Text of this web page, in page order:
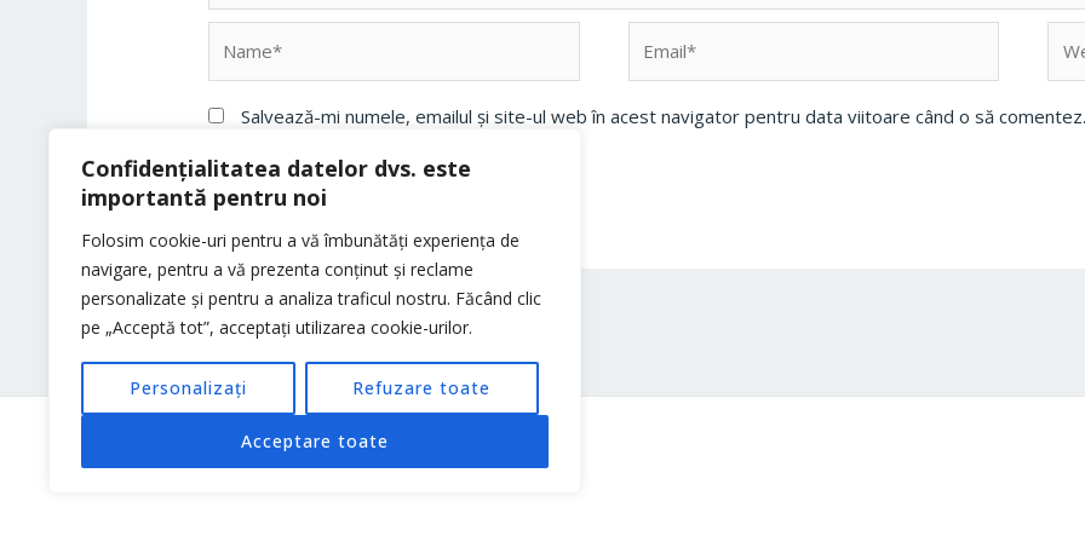
Confidențialitatea datelor dvs. este
importantă pentru noi
Folosim cookie-uri pentru a vă îmbunătăți experiența de
navigare, pentru a vă prezenta conținut și reclame
personalizate și pentru a analiza traficul nostru. Făcând clic
pe „Acceptă tot”, acceptați utilizarea cookie-urilor.
Personalizați Refuzare toate
Acceptare toate
Salvează-mi numele, emailul și site-ul web în acest navigator pentru data viitoare când o să comentez.
Copyright © 2026